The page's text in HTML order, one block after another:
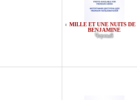
♀ MILLE ET UNE NUITS DE
BENJAMINE
Черный